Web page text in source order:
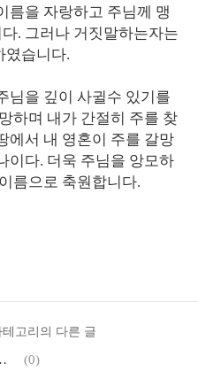
름을 자랑하고 주님께 맹
. 그러나 거짓말하는자는
였습니다.
님을 깊이 사귈수 있기를
하며 내가 간절히 주를 찾
에서 내 영혼이 주를 갈망
이다. 더욱 주님을 앙모하
름으로 축원합니다.
고리의 다른 글
외하는 자의 복
(0)